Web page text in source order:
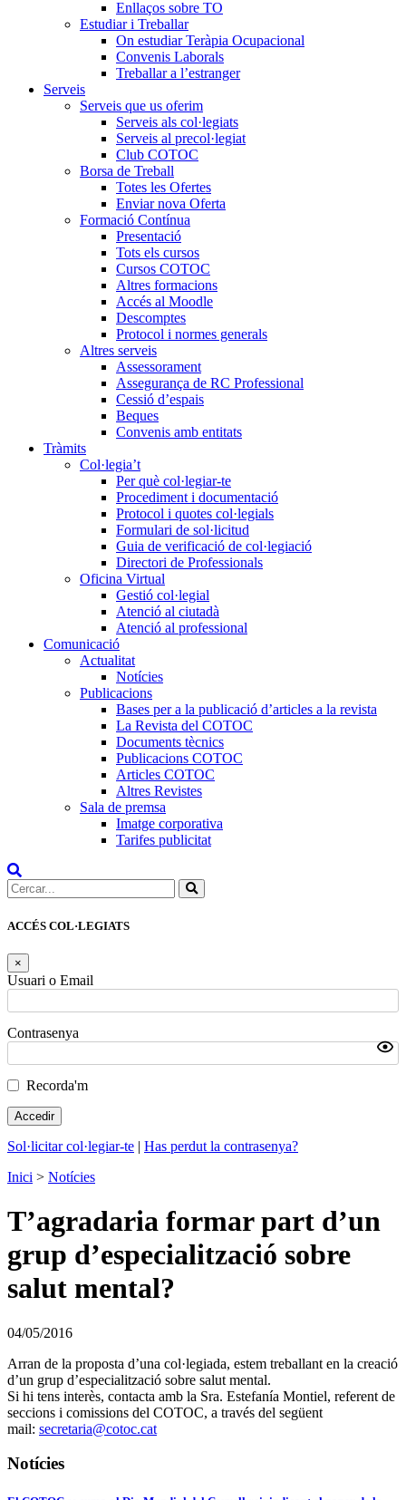
Enllaços sobre TO
Estudiar i Treballar
On estudiar Teràpia Ocupacional
Convenis Laborals
Treballar a l’estranger
Serveis
Serveis que us oferim
Serveis als col·legiats
Serveis al precol·legiat
Club COTOC
Borsa de Treball
Totes les Ofertes
Enviar nova Oferta
Formació Contínua
Presentació
Tots els cursos
Cursos COTOC
Altres formacions
Accés al Moodle
Descomptes
Protocol i normes generals
Altres serveis
Assessorament
Assegurança de RC Professional
Cessió d’espais
Beques
Convenis amb entitats
Tràmits
Col·legia’t
Per què col·legiar-te
Procediment i documentació
Protocol i quotes col·legials
Formulari de sol·licitud
Guia de verificació de col·legiació
Directori de Professionals
Oficina Virtual
Gestió col·legial
Atenció al ciutadà
Atenció al professional
Comunicació
Actualitat
Notícies
Publicacions
Bases per a la publicació d’articles a la revista
La Revista del COTOC
Documents tècnics
Publicacions COTOC
Articles COTOC
Altres Revistes
Sala de premsa
Imatge corporativa
Tarifes publicitat
Cercar:
ACCÉS COL·LEGIATS
×
Usuari o Email
Contrasenya
Recorda'm
Sol·licitar col·legiar-te | Has perdut la contrasenya?
Inici > Notícies
T’agradaria formar part d’un
grup d’especialització sobre
salut mental?
04/05/2016
Arran de la proposta d’una col·legiada, estem treballant en la creació
d’un grup d’especialització sobre salut mental.
Si hi tens interès, contacta amb la Sra. Estefanía Montiel, referent de
seccions i comissions del COTOC, a través del següent
mail: secretaria@cotoc.cat
Notícies